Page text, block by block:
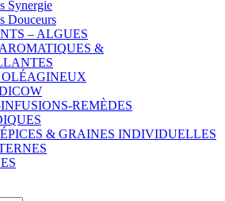
Synergie
Douceurs
– ALGUES
&
REMÈDES
& GRAINES INDIVIDUELLES